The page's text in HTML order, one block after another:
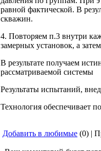
равной фактической. В
скважин.
4. Повторяем п.3 внутри
замерных установок, а
В результате получаем
рассматриваемой системы
Результаты испытаний,
Технология обеспечивает
Добавить в любимые (0) |